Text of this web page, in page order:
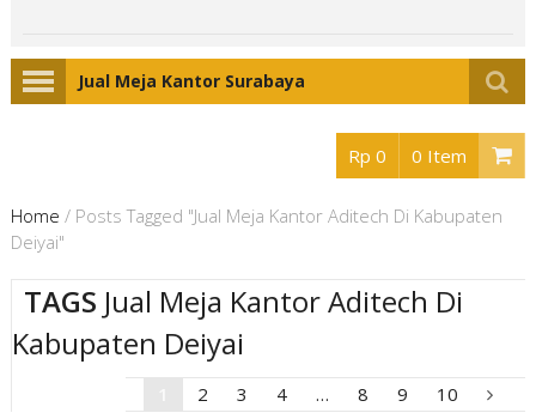
Jual Meja Kantor Surabaya
Rp 0 0 Item
Home / Posts Tagged "Jual Meja Kantor Aditech Di Kabupaten
Deiyai"
TAGS Jual Meja Kantor Aditech Di
Kabupaten Deiyai
2 3 4 … 8 9 10